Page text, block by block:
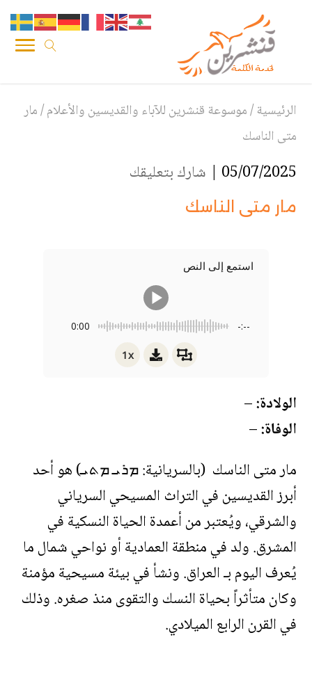
الرئيسية/موسوعة قنشرين للآباء والقديسين والأعلام/مار
متى الناسك
05/07/2025 | شارك بتعليقك
مار متى الناسك
استمع إلى النص
0:00 -:--
1x
الولادة:–
الوفاة:–
مار متى الناسك (بالسريانية: ܡܪܝ ܡܬܝ) هو أحد
أبرز القديسين في التراث المسيحي السرياني
والشرقي، ويُعتبر من أعمدة الحياة النسكية في
المشرق. ولد في منطقة العمادية أو نواحي شمال ما
يُعرف اليوم بـ العراق. ونشأ في بيئة مسيحية مؤمنة
وكان متأثراً بحياة النسك والتقوى منذ صغره. وذلك
في القرن الرابع الميلادي.